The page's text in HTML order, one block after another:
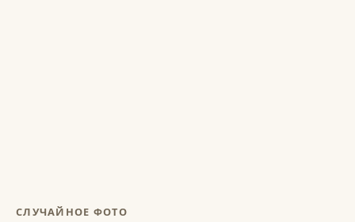
СЛУЧАЙНОЕ ФОТО